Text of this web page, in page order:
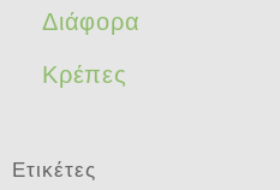
Διάφορα
Κρέπες
Ετικέτες